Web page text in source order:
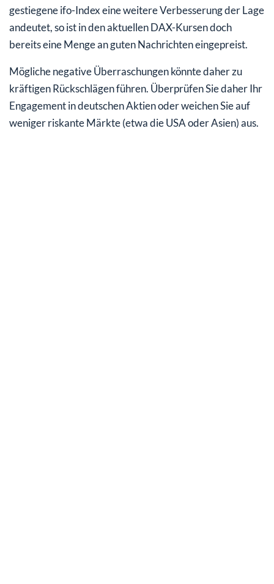
gestiegene ifo-Index eine weitere Verbesserung der Lage
andeutet, so ist in den aktuellen DAX-Kursen doch
bereits eine Menge an guten Nachrichten eingepreist.
Mögliche negative Überraschungen könnte daher zu
kräftigen Rückschlägen führen. Überprüfen Sie daher Ihr
Engagement in deutschen Aktien oder weichen Sie auf
weniger riskante Märkte (etwa die USA oder Asien) aus.